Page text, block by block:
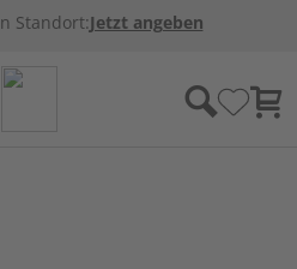
Standort:Jetzt angeben